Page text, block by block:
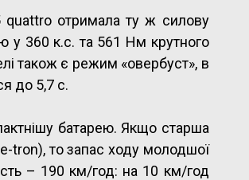
quattro отримала ту ж силову
у 360 к.с. та 561 Нм крутного
також є режим «овербуст», в
до 5,7 с.
батарею. Якщо старша
tron), то запас ходу молодшої
– 190 км/год: на 10 км/год